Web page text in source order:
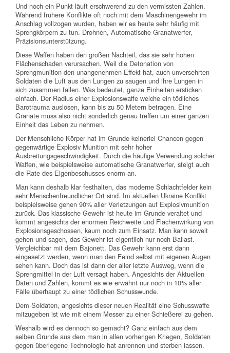
Und noch ein Punkt läuft erschwerend zu den vermissten Zahlen.
Während frühere Konflikte oft noch mit dem Maschinengewehr im
Anschlag vollzogen wurden, haben wir es heute sehr häufig mit
Sprengkörpern zu tun. Drohnen, Automatische Granatwerfer,
Präzisionsunterstützung.
Diese Waffen haben den großen Nachteil, das sie sehr hohen
Flächenschaden verursachen. Weil die Detonation von
Sprengmunition den unangenehmen Effekt hat, auch unversehrten
Soldaten die Luft aus den Lungen zu saugen und ihre Lungen in
sich zusammen fallen. Was bedeutet, ganze Einheiten ersticken
einfach. Der Radius einer Explosionswaffe welche ein tödliches
Barotrauma auslösen, kann bis zu 50 Metern betragen. Eine
Granate muss also nicht sonderlich genau treffen um einer ganzen
Einheit das Leben zu nehmen.
Der Menschliche Körper hat im Grunde keinerlei Chancen gegen
gegenwärtige Explosiv Munition mit sehr hoher
Ausbreitungsgeschwindigkeit. Durch die häufige Verwendung solcher
Waffen, wie beispielsweise automatische Granatwerfer, steigt auch
die Rate des Eigenbeschusses enorm an.
Man kann deshalb klar festhalten, das moderne Schlachtfelder kein
sehr Menschenfreundlicher Ort sind. Im aktuellen Ukraine Konflikt
beispielsweise gehen 90% aller Verletzungen auf Explosivmunition
zurück. Das klassische Gewehr ist heute im Grunde veraltet und
kommt angesichts der enormen Reichweite und Flächenwirkung von
Explosionsgeschossen, kaum noch zum Einsatz. Man kann soweit
gehen und sagen, das Gewehr ist eigentlich nur noch Ballast.
Vergleichbar mit dem Bajonett. Das Gewehr kann erst dann
eingesetzt werden, wenn man den Feind selbst mit eigenen Augen
sehen kann. Doch das ist dann der aller letzte Ausweg, wenn die
Sprengmittel in der Luft versagt haben. Angesichts der Aktuellen
Daten und Zahlen, kommt es wie erwähnt nur noch in 10% aller
Fälle überhaupt zu einer tödlichen Schusswunde.
Dem Soldaten, angesichts dieser neuen Realität eine Schusswaffe
mitzugeben ist wie mit einem Messer zu einer Schießerei zu gehen.
Weshalb wird es dennoch so gemacht? Ganz einfach aus dem
selben Grunde aus dem man in allen vorherigen Kriegen, Soldaten
gegen überlegene Technologie hat anrennen und sterben lassen.